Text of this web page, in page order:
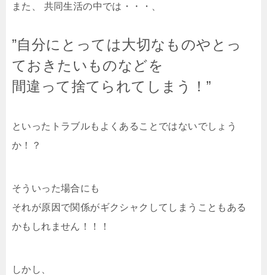
また、 共同生活の中では・・・、
”自分にとっては大切なものやとっ
ておきたいものなどを
間違って捨てられてしまう！”
といったトラブルもよくあることではないでしょう
か！？
そういった場合にも
それが原因で関係がギクシャクしてしまうこともある
かもしれません！！！
しかし、